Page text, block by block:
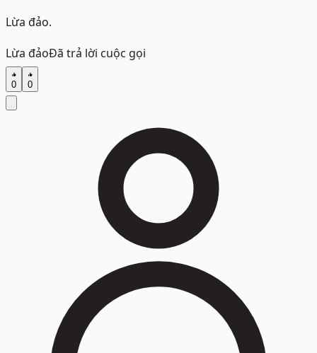
Lừa đảo.
Lừa đảoĐã trả lời cuộc gọi
0 0